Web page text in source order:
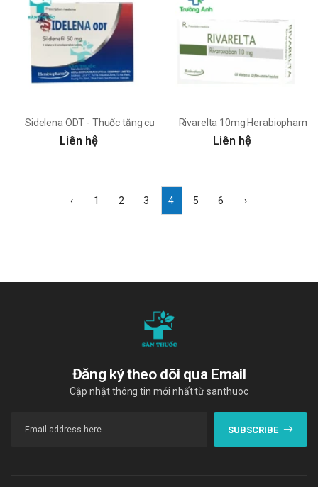
Sidelena ODT - Thuốc tăng cường sinh lý nam giới hiệu quả
Liên hệ
Rivarelta 10mg Herabiopharm
Liên hệ
‹ 1 2 3 4 5 6 ›
Đăng ký theo dõi qua Email
Cập nhật thông tin mới nhất từ santhuoc
SUBSCRIBE